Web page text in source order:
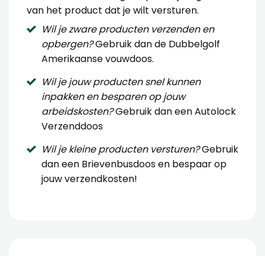
van het product dat je wilt versturen.
Wil je zware producten verzenden en
opbergen?Gebruik dan de Dubbelgolf
Amerikaanse vouwdoos.
Wil je jouw producten snel kunnen
inpakken en besparen op jouw
arbeidskosten?Gebruik dan eenAutolock
Verzenddoos
Wil je kleine producten versturen?Gebruik
dan een Brievenbusdoosen bespaar op
jouw verzendkosten!